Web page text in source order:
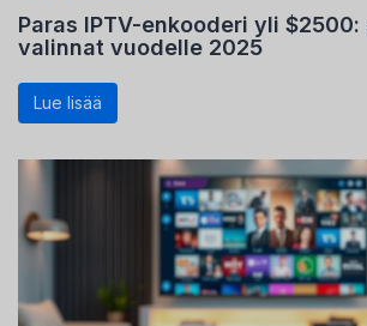
Paras IPTV-enkooderi yli $2500:
valinnat vuodelle 2025
Lue lisää